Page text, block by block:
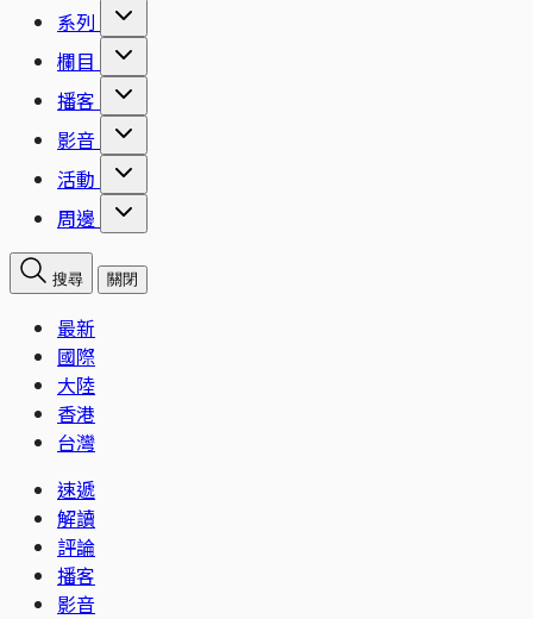
系列
欄目
播客
影音
活動
周邊
搜尋 關閉
最新
國際
大陸
香港
台灣
速遞
解讀
評論
播客
影音